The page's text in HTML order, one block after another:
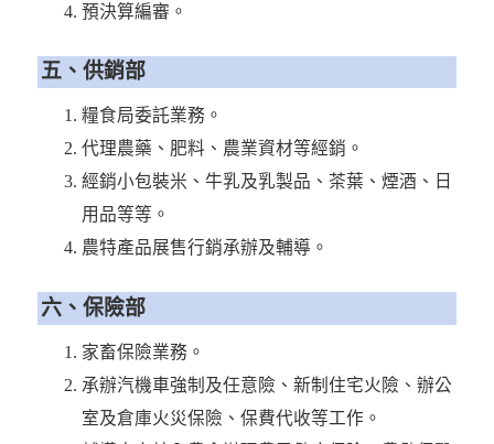
預決算編審。
五、供銷部
糧食局委託業務。
代理農藥、肥料、農業資材等經銷。
經銷小包裝米、牛乳及乳製品、茶葉、煙酒、日
用品等等。
農特產品展售行銷承辦及輔導。
六、保險部
家畜保險業務。
承辦汽機車強制及任意險、新制住宅火險、辦公
室及倉庫火災保險、保費代收等工作。